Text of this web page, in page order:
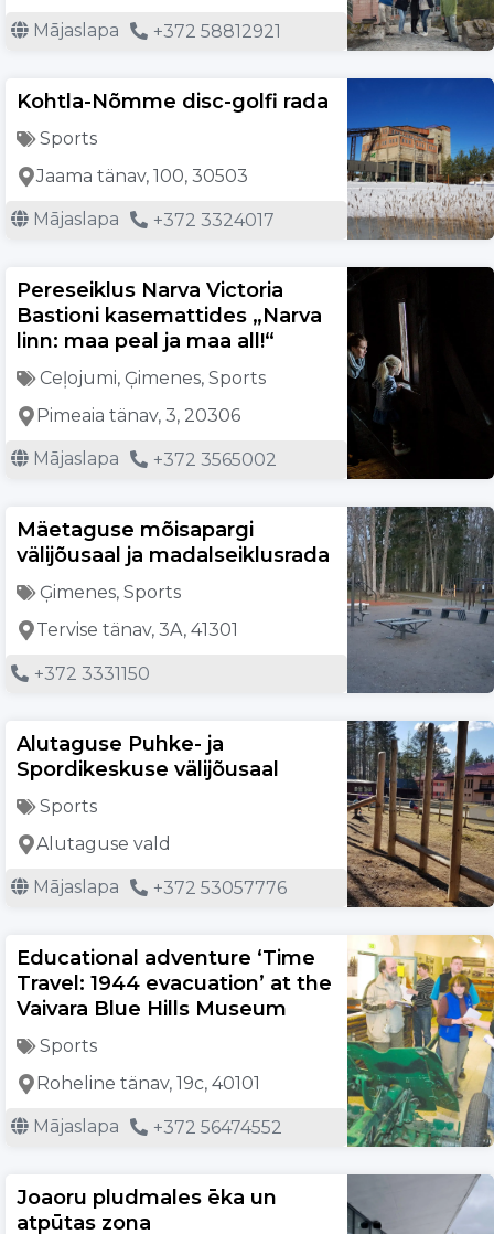
Mājaslapa +372 58812921
Kohtla-Nõmme disc-golfi rada
Sports
Jaama tänav, 100, 30503
Mājaslapa +372 3324017
Pereseiklus Narva Victoria
Bastioni kasemattides „Narva
linn: maa peal ja maa all!“
Ceļojumi, Ģimenes, Sports
Pimeaia tänav, 3, 20306
Mājaslapa +372 3565002
Mäetaguse mõisapargi
välijõusaal ja madalseiklusrada
Ģimenes, Sports
Tervise tänav, 3A, 41301
+372 3331150
Alutaguse Puhke- ja
Spordikeskuse välijõusaal
Sports
Alutaguse vald
Mājaslapa +372 53057776
Educational adventure ‘Time
Travel: 1944 evacuation’ at the
Vaivara Blue Hills Museum
Sports
Roheline tänav, 19c, 40101
Mājaslapa +372 56474552
Joaoru pludmales ēka un
atpūtas zona